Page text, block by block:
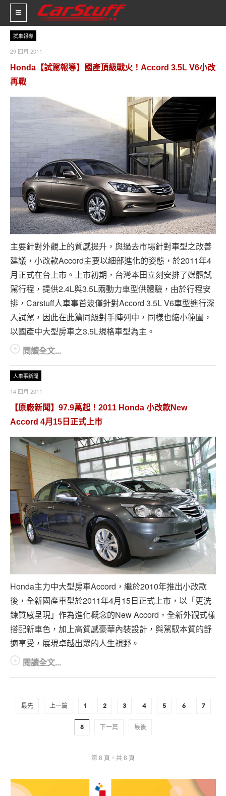
新車價格
車市新聞
汽車改裝
輪胎特區
促銷訊息
人車軼事
試車報導
專題報導
車型比拼
兩輪世界
試車報導
29 四月 2011
Honda【試駕報導】國產頂級戰火！Accord 3.5L V6小改
再戰
主要針對外觀上的質感提升，與過去市場針對車型之改善
建議，小改款Accord主要以細部進化的姿態，於2011年4
月正式在台上市。上市初期，台灣本田立刻安排了媒體試
駕行程，提供2.4L與3.5L兩動力車型供體驗，由於行程安
排，Carstuff人車事首波僅針對Accord 3.5L V6車型進行深
入試駕，因此在此篇同級對手陣列中，同樣也縮小範圍，
以國產中大型房車之3.5L規格車型為主。
閱讀全文...
人車事新聞
14 四月 2011
【原廠新聞】97.9萬起！2011 Honda 小改款New
Accord 4月15日正式上市
Honda主力中大型房車Accord，繼於2010年推出小改款
後，全新國產車型於2011年4月15日正式上市，以「更洗
鍊質感呈現」作為進化概念的New Accord，全新外觀式樣
搭配新車色，加上高質感豪華內裝設計，與駕馭本質的舒
適享受，展現卓越出眾的人生視野。
閱讀全文...
最先 上一篇 1 2 3 4 5 6 7
8 下一篇 最後
第 8 頁，共 8 頁